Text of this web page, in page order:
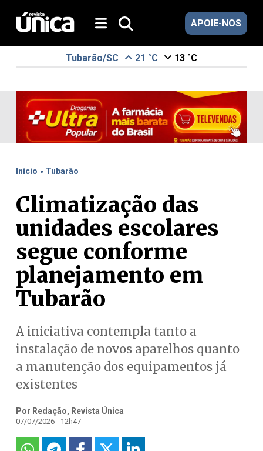
APOIE-NOS
Tubarão/SC 21 °C 13 °C
Início . Tubarão
Climatização das
unidades escolares
segue conforme
planejamento em
Tubarão
A iniciativa contempla tanto a
instalação de novos aparelhos quanto
a manutenção dos equipamentos já
existentes
Por Redação, Revista Única
07/07/2026 - 12h47